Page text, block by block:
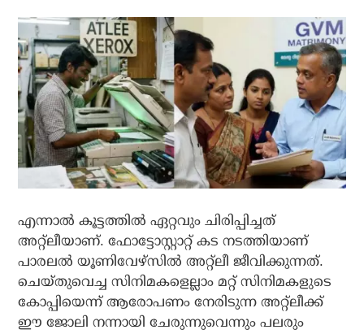
എന്നാല്‍ കൂട്ടത്തില്‍ ഏറ്റവും ചിരിപ്പിച്ചത്
അറ്റ്‌ലീയാണ്. ഫോട്ടോസ്റ്റാറ്റ് കട നടത്തിയാണ്
പാരലല്‍ യൂണിവേഴ്‌സില്‍ അറ്റ്‌ലീ ജീവിക്കുന്നത്.
ചെയ്തുവെച്ച സിനിമകളെല്ലാം മറ്റ് സിനിമകളുടെ
കോപ്പിയെന്ന് ആരോപണം നേരിടുന്ന അറ്റ്‌ലീക്ക്
ഈ ജോലി നന്നായി ചേരുന്നുവെന്നും പലരും